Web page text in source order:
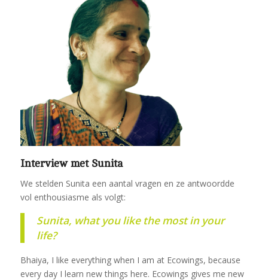
Interview met Sunita
We stelden Sunita een aantal vragen en ze antwoordde
vol enthousiasme als volgt:
Sunita, what you like the most in your
life?
Bhaiya, I like everything when I am at Ecowings, because
every day I learn new things here. Ecowings gives me new